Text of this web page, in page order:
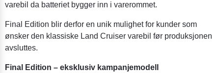
varebil da batteriet bygger inn i varerommet.
Final Edition blir derfor en unik mulighet for kunder som
ønsker den klassiske Land Cruiser varebil før produksjonen
avsluttes.
Final Edition – eksklusiv kampanjemodell